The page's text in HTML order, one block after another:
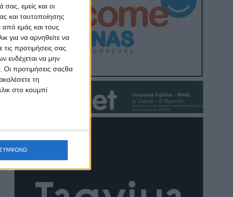
σας, εμείς και οι
και ταυτοποίησης
εμάς και τους
για να αρνηθείτε να
προτιμήσεις σας
ενδέχεται να μην
Οι προτιμήσεις σαςθα
τη
στο κουμπί